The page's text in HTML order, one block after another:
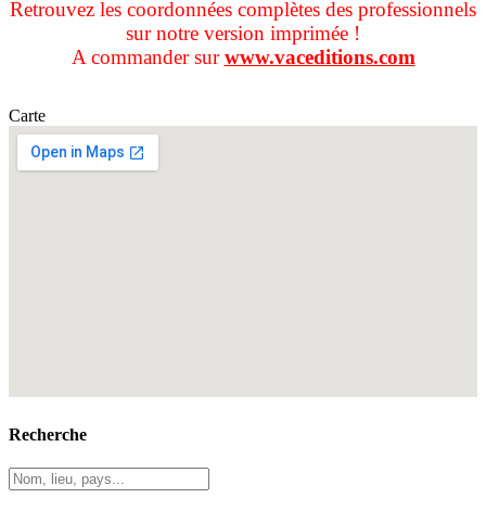
Retrouvez les coordonnées complètes des professionnels
sur notre version imprimée !
A commander surwww.vaceditions.com
Carte
Recherche